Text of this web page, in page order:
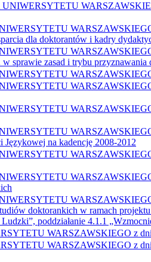
WARSZAWSKIEGO
dla doktorantów i kadry
WARSZAWSKIEGO
sprawie zasad i trybu
WARSZAWSKIEGO
WARSZAWSKIEGO
WARSZAWSKIEGO
WARSZAWSKIEGO
na kadencję 2008-2012
WARSZAWSKIEGO
WARSZAWSKIEGO
WARSZAWSKIEGO
doktorankich w ramach
poddziałanie 4.1.1
WARSZAWSKIEGO z
WARSZAWSKIEGO z dnia